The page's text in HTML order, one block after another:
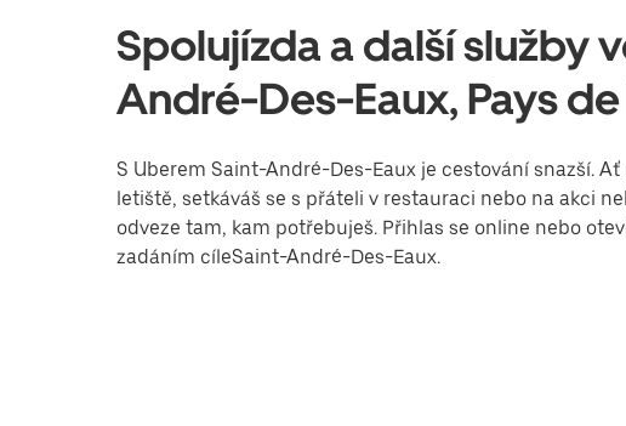
Spolujízda a další služby
André-Des-Eaux, Pays
S Uberem Saint-André-Des-Eaux je cestování snazší.
letiště, setkáváš se s přáteli v restauraci nebo na akci
odveze tam, kam potřebuješ. Přihlas se online nebo
zadáním cíleSaint-André-Des-Eaux.